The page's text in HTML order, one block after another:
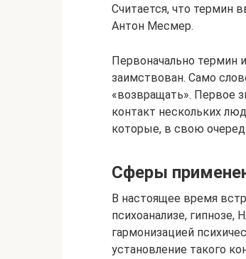
Считается, что термин
Антон Месмер.
Первоначально термин
заимствован. Само
«возвращать». Первое
контакт нескольких
которые, в свою
Сферы
В настоящее время
психоанализе,
гармонизацией
установление такого